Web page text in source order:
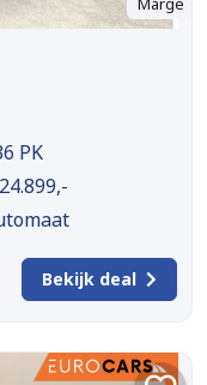
PK
Bekijk deal